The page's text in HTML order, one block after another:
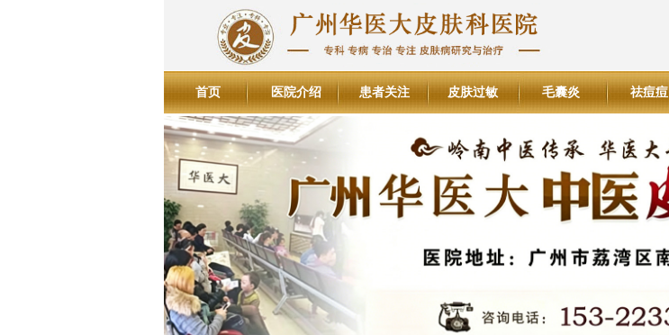
首页 医院介绍 患者关注 皮肤过敏 毛囊炎 祛痘痘